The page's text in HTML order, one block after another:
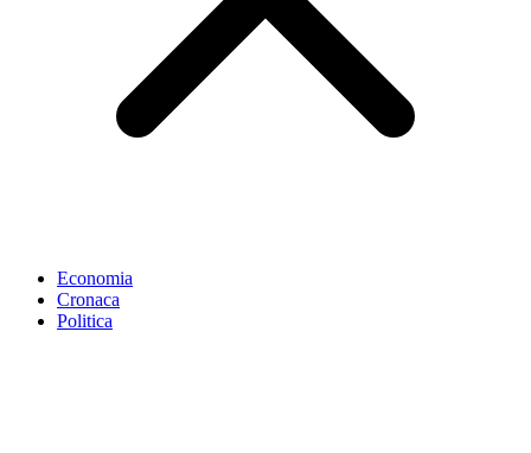
Economia
Cronaca
Politica